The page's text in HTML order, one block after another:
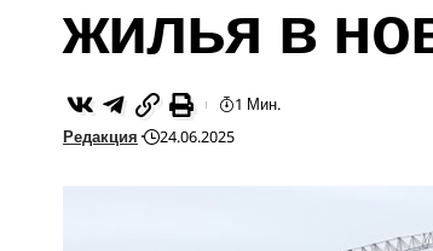
жилья в
Редакция 24.06.2025
1 Мин.